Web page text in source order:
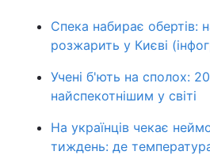
Спека набирає обертів:
розжарить у Києві
Учені б'ють на сполох:
найспекотнішим у світі
На українців чекає
тиждень: де